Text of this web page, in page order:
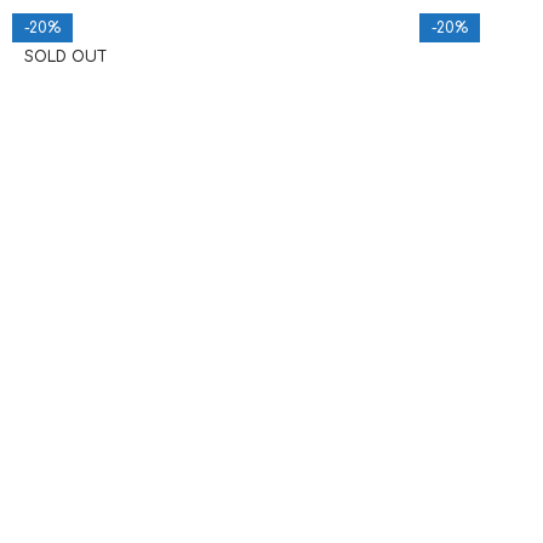
-20%
SOLD OUT
-20%